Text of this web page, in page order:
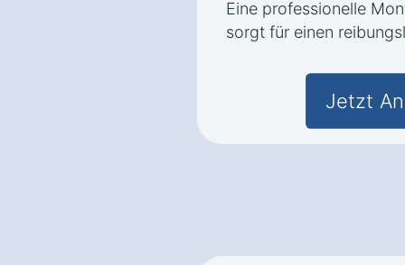
Eine professionelle
sorgt für einen
Jetzt